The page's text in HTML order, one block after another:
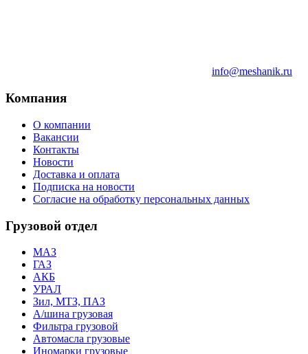
info@meshanik.ru
Компания
О компании
Вакансии
Контакты
Новости
Доставка и оплата
Подписка на новости
Согласие на обработку персональных данных
Грузовой отдел
МАЗ
ГАЗ
АКБ
УРАЛ
Зил, МТЗ, ПАЗ
А/шина грузовая
Фильтра грузовой
Автомасла грузовые
Иномарки грузовые